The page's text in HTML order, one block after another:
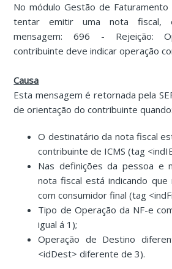
No módulo Gestão de Faturamento
tentar emitir uma nota fiscal,
mensagem: 696 - Rejeição:
contribuinte deve indicar operação
Causa
Esta mensagem é retornada pela
de orientação do contribuinte quando:
O destinatário da nota fiscal
contribuinte de ICMS (tag
Nas definições da pessoa e
nota fiscal está indicando que
com consumidor final (tag
Tipo de Operação da NF-e
igual á 1);
Operação de Destino
<idDest> diferente de 3).